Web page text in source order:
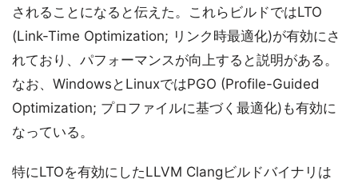
されることになると伝えた。これらビルドではLTO
(Link-Time Optimization; リンク時最適化)が有効にさ
れており、パフォーマンスが向上すると説明がある。
なお、WindowsとLinuxではPGO (Profile-Guided
Optimization; プロファイルに基づく最適化)も有効に
なっている。
特にLTOを有効にしたLLVM Clangビルドバイナリは